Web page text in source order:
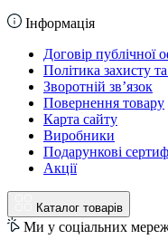
Інформація
Договір публічної
Політика захисту
Зворотній зв’язок
Повернення товару
Карта сайту
Виробники
Подарункові
Акції
Каталог товарів
Ми у соціальних